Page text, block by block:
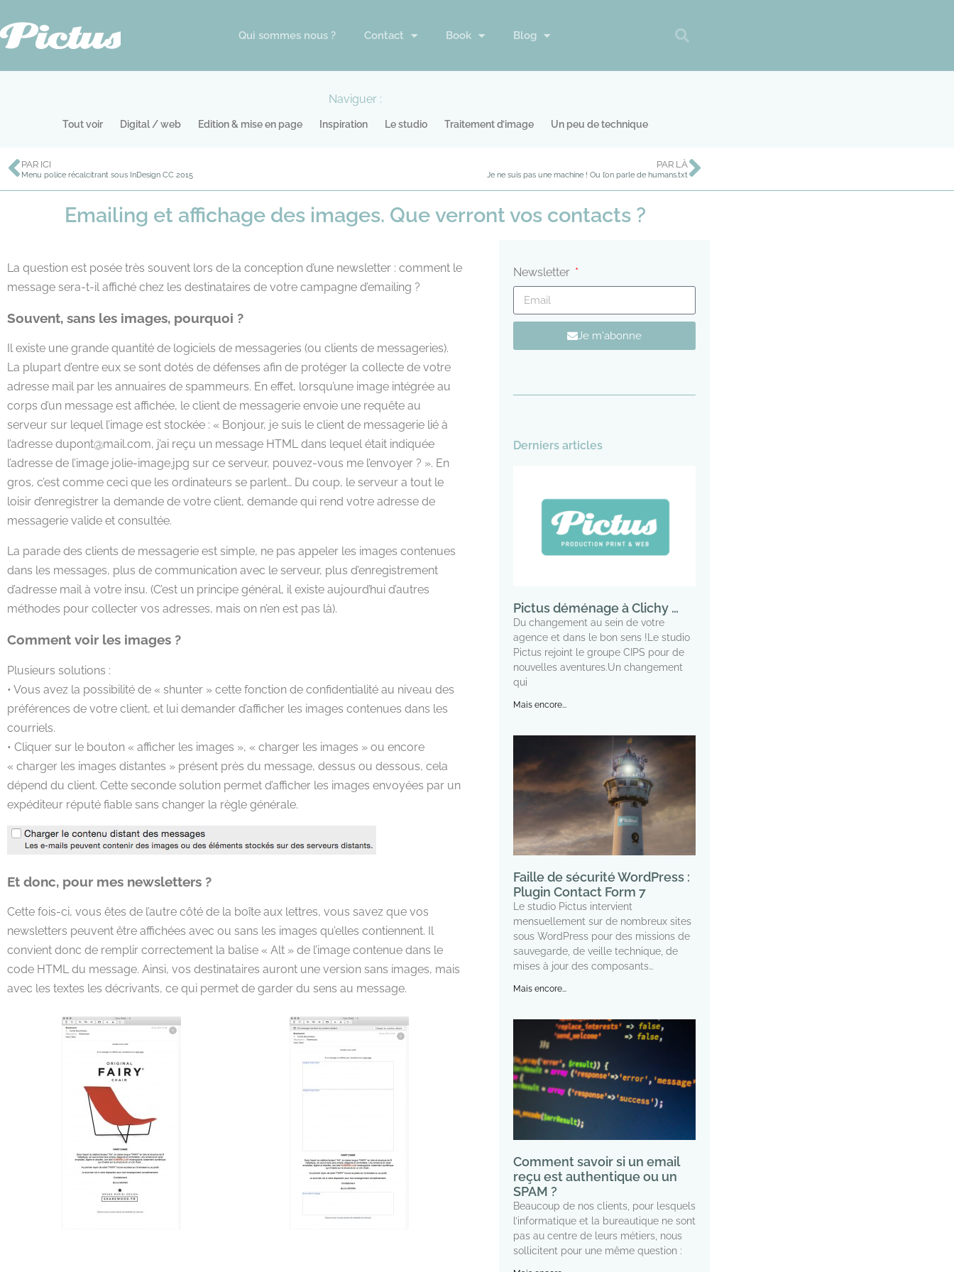
Qui sommes nous ? Contact Book Blog
Naviguer :
Tout voir Digital / web Edition & mise en page Inspiration Le studio Traitement d’image Un peu de technique
PAR ICI
Menu police récalcitrant sous InDesign CC 2015
PAR LÀ
Je ne suis pas une machine ! Ou l’on parle de humans.txt
Emailing et affichage des images. Que verront vos contacts ?
La question est posée très souvent lors de la conception d’une newsletter : comment le
message sera-t-il affiché chez les destinataires de votre campagne d’emailing ?
Souvent, sans les images, pourquoi ?
Il existe une grande quantité de logiciels de messageries (ou clients de messageries).
La plupart d’entre eux se sont dotés de défenses afin de protéger la collecte de votre
adresse mail par les annuaires de spammeurs. En effet, lorsqu’une image intégrée au
corps d’un message est affichée, le client de messagerie envoie une requête au
serveur sur lequel l’image est stockée : « Bonjour, je suis le client de messagerie lié à
l’adresse dupont@mail.com, j’ai reçu un message HTML dans lequel était indiquée
l’adresse de l’image jolie-image.jpg sur ce serveur, pouvez-vous me l’envoyer ? ». En
gros, c’est comme ceci que les ordinateurs se parlent… Du coup, le serveur a tout le
loisir d’enregistrer la demande de votre client, demande qui rend votre adresse de
messagerie valide et consultée.
La parade des clients de messagerie est simple, ne pas appeler les images contenues
dans les messages, plus de communication avec le serveur, plus d’enregistrement
d’adresse mail à votre insu. (C’est un principe général, il existe aujourd’hui d’autres
méthodes pour collecter vos adresses, mais on n’en est pas là).
Comment voir les images ?
Plusieurs solutions :
• Vous avez la possibilité de « shunter » cette fonction de confidentialité au niveau des
préférences de votre client, et lui demander d’afficher les images contenues dans les
courriels.
• Cliquer sur le bouton « afficher les images », « charger les images » ou encore
« charger les images distantes » présent près du message, dessus ou dessous, cela
dépend du client. Cette seconde solution permet d’afficher les images envoyées par un
expéditeur réputé fiable sans changer la règle générale.
Et donc, pour mes newsletters ?
Cette fois-ci, vous êtes de l’autre côté de la boîte aux lettres, vous savez que vos
newsletters peuvent être affichées avec ou sans les images qu’elles contiennent. Il
convient donc de remplir correctement la balise « Alt » de l’image contenue dans le
code HTML du message. Ainsi, vos destinataires auront une version sans images, mais
avec les textes les décrivants, ce qui permet de garder du sens au message.
Newsletter
Je m'abonne
Derniers articles
Pictus déménage à Clichy …
Du changement au sein de votre
agence et dans le bon sens !Le studio
Pictus rejoint le groupe CIPS pour de
nouvelles aventures.Un changement
qui
Mais encore...
Faille de sécurité WordPress :
Plugin Contact Form 7
Le studio Pictus intervient
mensuellement sur de nombreux sites
sous WordPress pour des missions de
sauvegarde, de veille technique, de
mises à jour des composants…
Mais encore...
Comment savoir si un email
reçu est authentique ou un
SPAM ?
Beaucoup de nos clients, pour lesquels
l’informatique et la bureautique ne sont
pas au centre de leurs métiers, nous
sollicitent pour une même question :